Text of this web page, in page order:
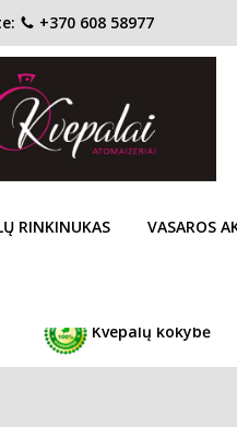
+370 608 58977
RINKINUKAS VASAROS
Populiariausi aromatai JAI
tačiau prekių kategorijoje
Kvepalų kokybė